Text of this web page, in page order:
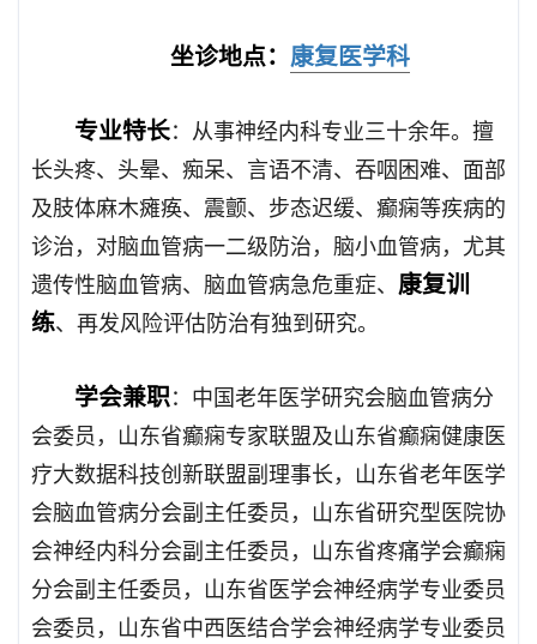
坐诊地点： 康复医学科
专业特长：从事神经内科专业三十余年。擅
长头疼、头晕、痴呆、言语不清、吞咽困难、面部
及肢体麻木瘫痪、震颤、步态迟缓、癫痫等疾病的
诊治，对脑血管病一二级防治，脑小血管病，尤其
遗传性脑血管病、脑血管病急危重症、 康复训
练、再发风险评估防治有独到研究。
学会兼职：中国老年医学研究会脑血管病分
会委员，山东省癫痫专家联盟及山东省癫痫健康医
疗大数据科技创新联盟副理事长，山东省老年医学
会脑血管病分会副主任委员，山东省研究型医院协
会神经内科分会副主任委员，山东省疼痛学会癫痫
分会副主任委员，山东省医学会神经病学专业委员
会委员，山东省中西医结合学会神经病学专业委员